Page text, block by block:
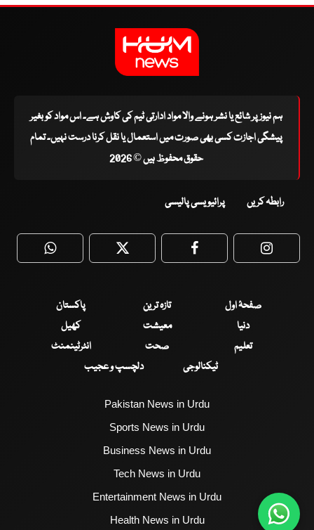
ہم نیوز پر شائع یا نشر ہونے والا مواد ادارتی ٹیم کی کاوش ہے۔ اس مواد کو بغیر
پیشگی اجازت کسی بھی صورت میں استعمال یا نقل کرنا درست نہیں۔ تمام
حقوق محفوظ ہیں © 2026
رابطہ کریں پرائیویسی پالیسی
WhatsApp Twitter Facebook
صفحۂ اول تازہ ترین
پاکستان
دنیا
معیشت
کھیل
تعلیم
صحت
انٹرٹینمنٹ
ٹیکنالوجی
دلچسپ و عجیب
Pakistan News in Urdu
Sports News in Urdu
Business News in Urdu
Tech News in Urdu
Entertainment News in Urdu
Health News in Urdu